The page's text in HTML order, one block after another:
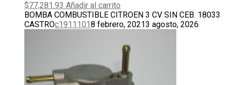
$77,281.93 Añadir al carrito
BOMBA COMBUSTIBLE CITROEN 3 CV SIN CEB. 18033
CASTROc19111018 febrero, 20213 agosto, 2026